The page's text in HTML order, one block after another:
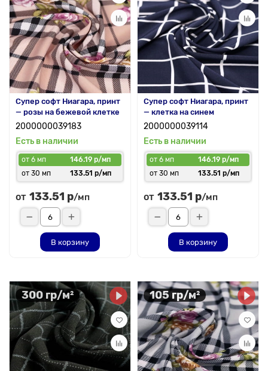
Супер софт Ниагара, принт
— розы на бежевой клетке
2000000039183
Есть в наличии
от 6 мп
146.19 р/мп
от 30 мп
133.51 р/мп
от 133.51 р/мп
В корзину
Супер софт Ниагара, принт
— клетка на синем
2000000039114
Есть в наличии
от 6 мп
146.19 р/мп
от 30 мп
133.51 р/мп
от 133.51 р/мп
В корзину
300 гр/м² 105 гр/м²